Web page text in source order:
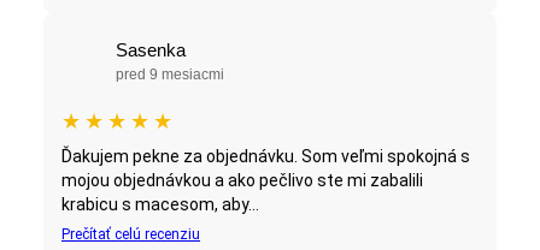
Sasenka
pred 9 mesiacmi
★ ★ ★ ★ ★
Ďakujem pekne za objednávku. Som veľmi spokojná s
mojou objednávkou a ako pečlivo ste mi zabalili
krabicu s macesom, aby...
Prečítať celú recenziu